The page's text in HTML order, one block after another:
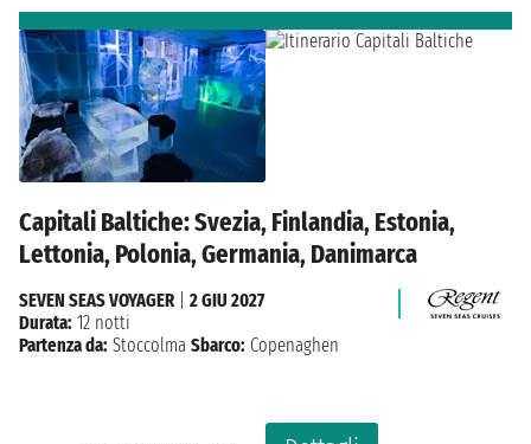
Capitali Baltiche: Svezia, Finlandia, Estonia,
Lettonia, Polonia, Germania, Danimarca
SEVEN SEAS VOYAGER| 2 GIU 2027
Durata: 12 notti
Partenza da: Stoccolma Sbarco: Copenaghen